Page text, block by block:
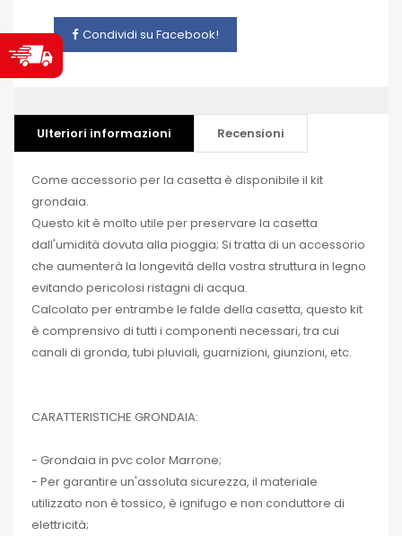
Condividi su Facebook!
Ulteriori informazioni Recensioni
Come accessorio per la casetta è disponibile il kit
grondaia.
Questo kit è molto utile per preservare la casetta
dall'umidità dovuta alla pioggia; Si tratta di un accessorio
che aumenterà la longevità della vostra struttura in legno
evitando pericolosi ristagni di acqua.
Calcolato per entrambe le falde della casetta, questo kit
è comprensivo di tutti i componenti necessari, tra cui
canali di gronda, tubi pluviali, guarnizioni, giunzioni, etc.
CARATTERISTICHE GRONDAIA:
- Grondaia in pvc color Marrone;
- Per garantire un'assoluta sicurezza, il materiale
utilizzato non è tossico, è ignifugo e non conduttore di
elettricità;